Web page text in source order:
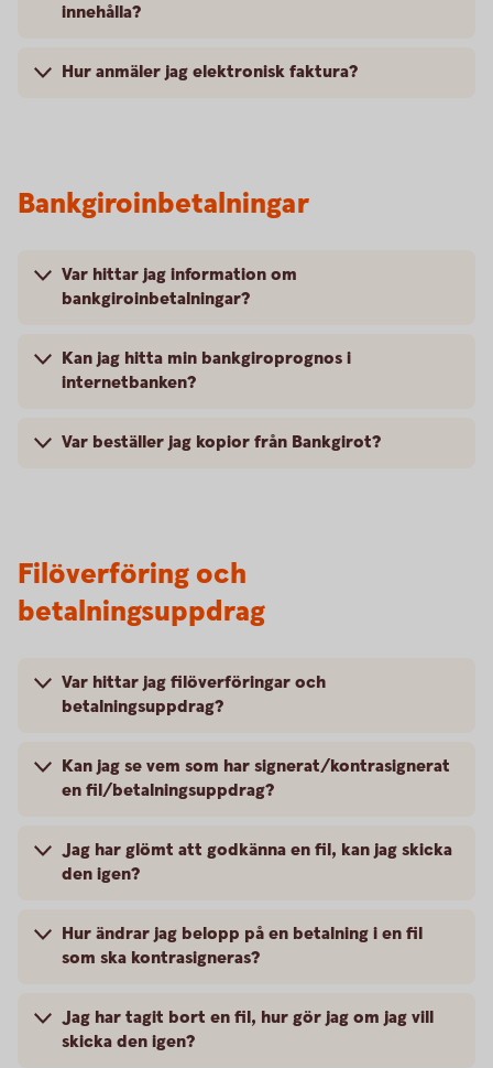
innehålla?
Hur anmäler jag elektronisk faktura?
Bankgiroinbetalningar
Var hittar jag information om
bankgiroinbetalningar?
Kan jag hitta min bankgiroprognos i
internetbanken?
Var beställer jag kopior från Bankgirot?
Filöverföring och
betalningsuppdrag
Var hittar jag filöverföringar och
betalningsuppdrag?
Kan jag se vem som har signerat/kontrasignerat
en fil/betalningsuppdrag?
Jag har glömt att godkänna en fil, kan jag skicka
den igen?
Hur ändrar jag belopp på en betalning i en fil
som ska kontrasigneras?
Jag har tagit bort en fil, hur gör jag om jag vill
skicka den igen?